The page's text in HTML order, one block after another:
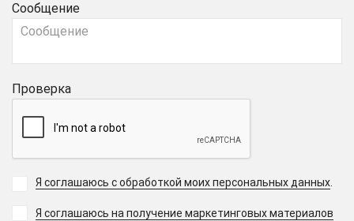
Сообщение
Проверка
Я соглашаюсь с обработкой моих персональных данных
Я соглашаюсь на получение маркетинговых материалов